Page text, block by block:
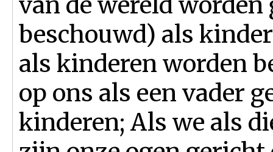
beschouwd) als
als kinderen worden
op ons als een vader
kinderen; Als we als